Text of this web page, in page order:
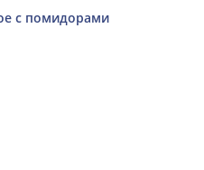
с помидорами